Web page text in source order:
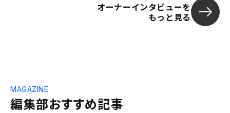
オーナーインタビューを
もっと見る
編集部おすすめ記事
MAGAZINE